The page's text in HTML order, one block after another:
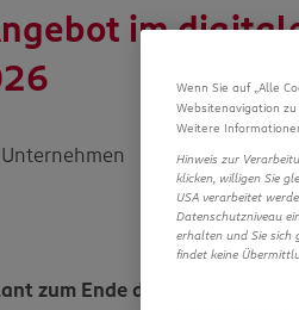
im
zum Ende des Jahres
Wenn Sie auf „Alle
Websitenavigation
Weitere
Hinweis zur
klicken, willigen Sie
USA verarbeitet
Datenschutzniveau
erhalten und Sie sich
findet keine